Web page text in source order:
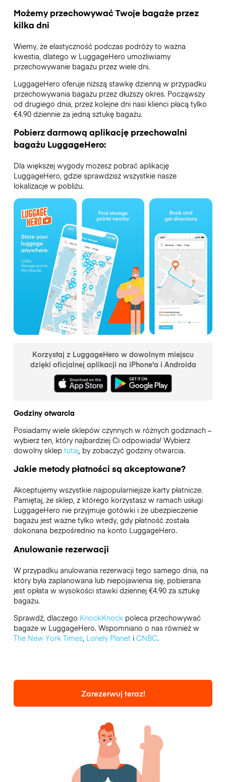
Możemy przechowywać Twoje bagaże przez
kilka dni
Wiemy, że elastyczność podczas podróży to ważna
kwestia, dlatego w LuggageHero umożliwiamy
przechowywanie bagażu przez wiele dni.
LuggageHero oferuje niższą stawkę dzienną w przypadku
przechowywania bagażu przez dłuższy okres. Począwszy
od drugiego dnia, przez kolejne dni nasi klienci płacą tylko
€4.90 dziennie za jedną sztukę bagażu.
Pobierz darmową aplikację przechowalni
bagażu LuggageHero:
Dla większej wygody możesz pobrać aplikację
LuggageHero, gdzie sprawdzisz wszystkie nasze
lokalizacje w pobliżu.
Korzystaj z LuggageHero w dowolnym miejscu
dzięki oficjalnej aplikacji na iPhone'a i Androida
Godziny otwarcia
Posiadamy wiele sklepów czynnych w różnych godzinach –
wybierz ten, który najbardziej Ci odpowiada! Wybierz
dowolny sklep tutaj, by zobaczyć godziny otwarcia.
Jakie metody płatności są akceptowane?
Akceptujemy wszystkie najpopularniejsze karty płatnicze.
Pamiętaj, że sklep, z którego korzystasz w ramach usługi
LuggageHero nie przyjmuje gotówki i że ubezpieczenie
bagażu jest ważne tylko wtedy, gdy płatność została
dokonana bezpośrednio na konto LuggageHero.
Anulowanie rezerwacji
W przypadku anulowania rezerwacji tego samego dnia, na
który była zaplanowana lub niepojawienia się, pobierana
jest opłata w wysokości stawki dziennej €4.90 za sztukę
bagażu.
Sprawdź, dlaczego KnockKnockpoleca przechowywać
bagaże w LuggageHero. Wspomniano o nas również w
The New York Times, Lonely Planeti CNBC.
Zarezerwuj teraz!